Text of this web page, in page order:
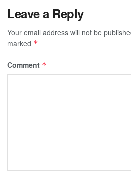
Leave a Reply
Your email address will not be
marked *
Comment *